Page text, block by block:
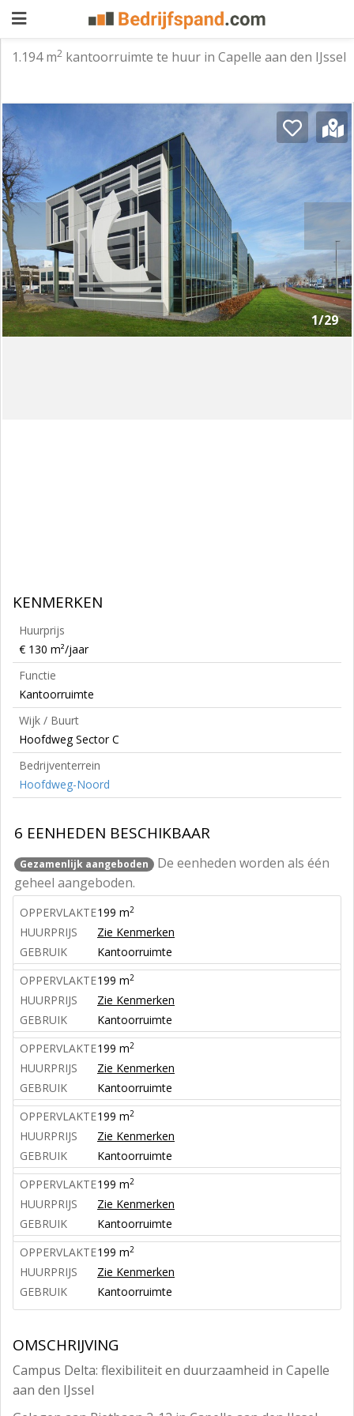
Pand
zoeken
Waarom
adverteren
Premium
adverteren
Blog
Registreren
Login
1.194 m2kantoorruimte te huur in Capelle aan den IJssel
1/29
KENMERKEN
Huurprijs
€ 130 m²/jaar
Functie
Kantoorruimte
Wijk / Buurt
Hoofdweg Sector C
Bedrijventerrein
Hoofdweg-Noord
6 EENHEDEN BESCHIKBAAR
Gezamenlijk aangeboden
De eenheden worden als één
geheel aangeboden.
OPPERVLAKTE199 m2
HUURPRIJS
Zie Kenmerken
GEBRUIK
Kantoorruimte
OPPERVLAKTE199 m2
HUURPRIJS
Zie Kenmerken
GEBRUIK
Kantoorruimte
OPPERVLAKTE199 m2
HUURPRIJS
Zie Kenmerken
GEBRUIK
Kantoorruimte
OPPERVLAKTE199 m2
HUURPRIJS
Zie Kenmerken
GEBRUIK
Kantoorruimte
OPPERVLAKTE199 m2
HUURPRIJS
Zie Kenmerken
GEBRUIK
Kantoorruimte
OPPERVLAKTE199 m2
HUURPRIJS
Zie Kenmerken
GEBRUIK
Kantoorruimte
OMSCHRIJVING
Campus Delta: flexibiliteit en duurzaamheid in Capelle
aan den IJssel